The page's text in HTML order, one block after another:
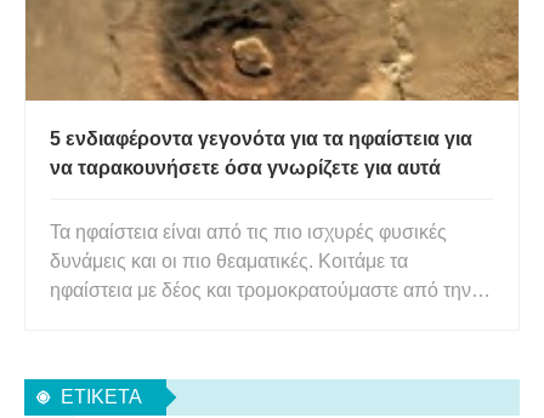
5 ενδιαφέροντα γεγονότα για τα ηφαίστεια για
να ταρακουνήσετε όσα γνωρίζετε για αυτά
Τα ηφαίστεια είναι από τις πιο ισχυρές φυσικές
δυνάμεις και οι πιο θεαματικές. Κοιτάμε τα
ηφαίστεια με δέος και τρομοκρατούμαστε από την
εκείνους που δεν έχουν πατήσει ποτέ το πόδι τους.
Και ο πλανήτης
ΕΤΙΚΈΤΑ